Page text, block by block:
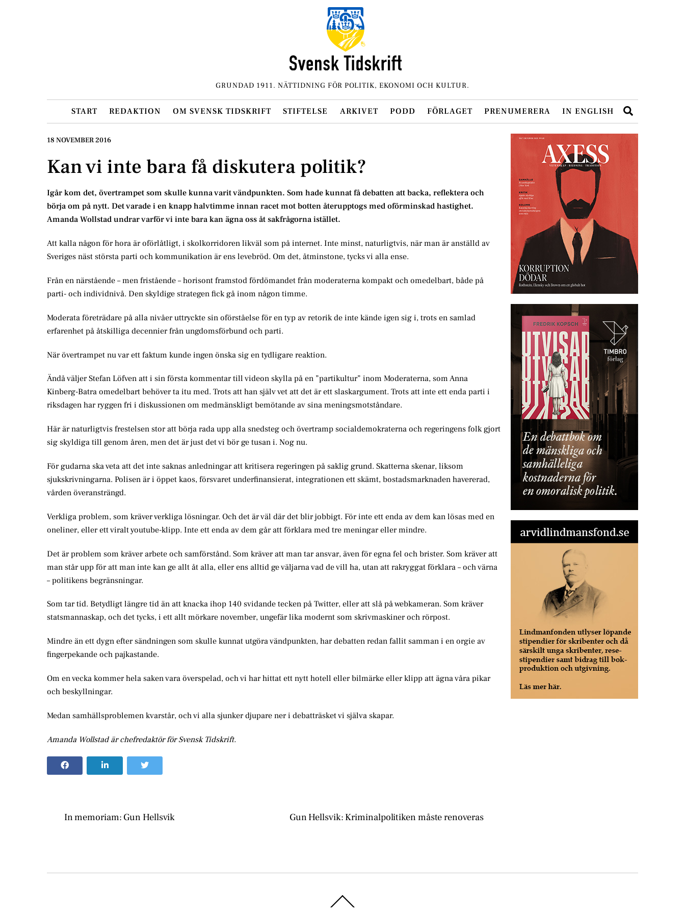
GRUNDAD 1911. NÄTTIDNING FÖR POLITIK, EKONOMI OCH KULTUR.
START REDAKTION OM SVENSK TIDSKRIFT STIFTELSE ARKIVET PODD FÖRLAGET PRENUMERERA IN ENGLISH
18 NOVEMBER 2016
Kan vi inte bara få diskutera politik?
Igår kom det, övertrampet som skulle kunna varit vändpunkten. Som hade kunnat få debatten att backa, reflektera och
börja om på nytt. Det varade i en knapp halvtimme innan racet mot botten återupptogs med oförminskad hastighet.
Amanda Wollstad undrar varför vi inte bara kan ägna oss åt sakfrågorna istället.
Att kalla någon för hora är oförlåtligt, i skolkorridoren likväl som på internet. Inte minst, naturligtvis, när man är anställd av
Sveriges näst största parti och kommunikation är ens levebröd. Om det, åtminstone, tycks vi alla ense.
Från en närstående – men fristående – horisont framstod fördömandet från moderaterna kompakt och omedelbart, både på
parti- och individnivå. Den skyldige strategen fick gå inom någon timme.
Moderata företrädare på alla nivåer uttryckte sin oförståelse för en typ av retorik de inte kände igen sig i, trots en samlad
erfarenhet på åtskilliga decennier från ungdomsförbund och parti.
När övertrampet nu var ett faktum kunde ingen önska sig en tydligare reaktion.
Ändå väljer Stefan Löfven att i sin första kommentar till videon skylla på en ”partikultur” inom Moderaterna, som Anna
Kinberg-Batra omedelbart behöver ta itu med. Trots att han själv vet att det är ett slaskargument. Trots att inte ett enda parti i
riksdagen har ryggen fri i diskussionen om medmänskligt bemötande av sina meningsmotståndare.
Här är naturligtvis frestelsen stor att börja rada upp alla snedsteg och övertramp socialdemokraterna och regeringens folk gjort
sig skyldiga till genom åren, men det är just det vi bör ge tusan i. Nog nu.
För gudarna ska veta att det inte saknas anledningar att kritisera regeringen på saklig grund. Skatterna skenar, liksom
sjukskrivningarna. Polisen är i öppet kaos, försvaret underfinansierat, integrationen ett skämt, bostadsmarknaden havererad,
vården överansträngd.
Verkliga problem, som kräver verkliga lösningar. Och det är väl där det blir jobbigt. För inte ett enda av dem kan lösas med en
oneliner, eller ett viralt youtube-klipp. Inte ett enda av dem går att förklara med tre meningar eller mindre.
Det är problem som kräver arbete och samförstånd. Som kräver att man tar ansvar, även för egna fel och brister. Som kräver att
man står upp för att man inte kan ge allt åt alla, eller ens alltid ge väljarna vad de vill ha, utan att rakryggat förklara – och värna
– politikens begränsningar.
Som tar tid. Betydligt längre tid än att knacka ihop 140 svidande tecken på Twitter, eller att slå på webkameran. Som kräver
statsmannaskap, och det tycks, i ett allt mörkare november, ungefär lika modernt som skrivmaskiner och rörpost.
Mindre än ett dygn efter sändningen som skulle kunnat utgöra vändpunkten, har debatten redan fallit samman i en orgie av
fingerpekande och pajkastande.
Om en vecka kommer hela saken vara överspelad, och vi har hittat ett nytt hotell eller bilmärke eller klipp att ägna våra pikar
och beskyllningar.
Medan samhällsproblemen kvarstår, och vi alla sjunker djupare ner i debatträsket vi själva skapar.
Amanda Wollstad är chefredaktör för Svensk Tidskrift.
In memoriam: Gun Hellsvik Gun Hellsvik: Kriminalpolitiken måste renoveras
To